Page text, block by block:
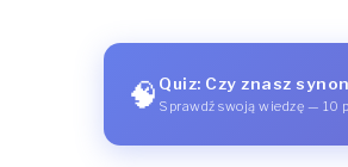
🧠 Quiz: Czy znasz
Sprawdź swoją wiedzę — 10